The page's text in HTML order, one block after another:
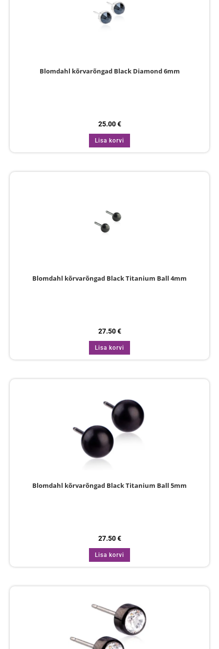
Blomdahl kõrvarõngad Black Diamond 6mm
25.00€
Lisa korvi
Blomdahl kõrvarõngad Black Titanium Ball 4mm
27.50€
Lisa korvi
Blomdahl kõrvarõngad Black Titanium Ball 5mm
27.50€
Lisa korvi